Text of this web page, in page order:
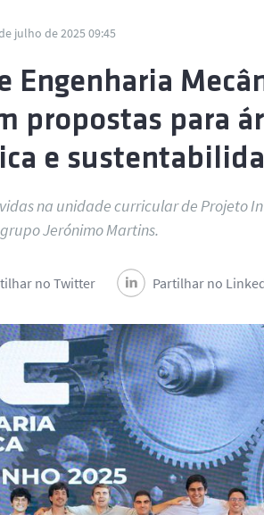
julho de 2025 09:45
Engenharia
propostas para
e
na unidade curricular de Projeto
Jerónimo Martins.
no Twitter Partilhar no